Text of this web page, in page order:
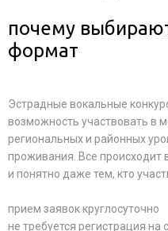
почему
формат
Эстрадные вокальные
возможность участвовать в
региональных и районных
проживания. Все
и понятно даже тем, кто
прием заявок круглосуточно
не требуется регистрация на